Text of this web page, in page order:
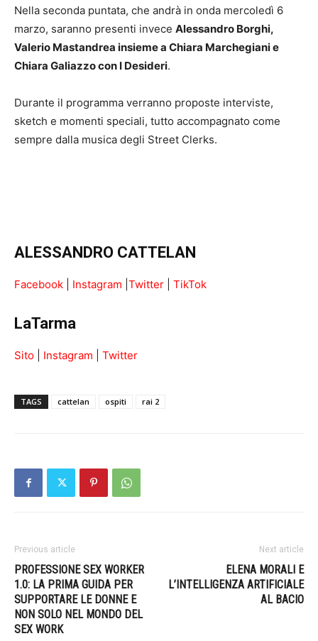
Nella seconda puntata, che andrà in onda mercoledì 6
marzo, saranno presenti invece Alessandro Borghi,
Valerio Mastandrea insieme a Chiara Marchegiani e
Chiara Galiazzo con I Desideri.
Durante il programma verranno proposte interviste,
sketch e momenti speciali, tutto accompagnato come
sempre dalla musica degli Street Clerks.
ALESSANDRO CATTELAN
Facebook Instagram Twitter TikTok
LaTarma
Sito Instagram Twitter
TAGS cattelan ospiti rai 2
Previous article
PROFESSIONE SEX WORKER
1.0: LA PRIMA GUIDA PER
SUPPORTARE LE DONNE E
NON SOLO NEL MONDO DEL
SEX WORK
Next article
ELENA MORALI E
L’INTELLIGENZA ARTIFICIALE
AL BACIO